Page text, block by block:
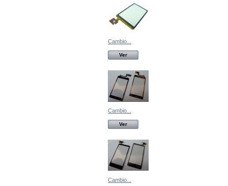
Cambio...
Ver
Cambio...
Ver
Cambio...